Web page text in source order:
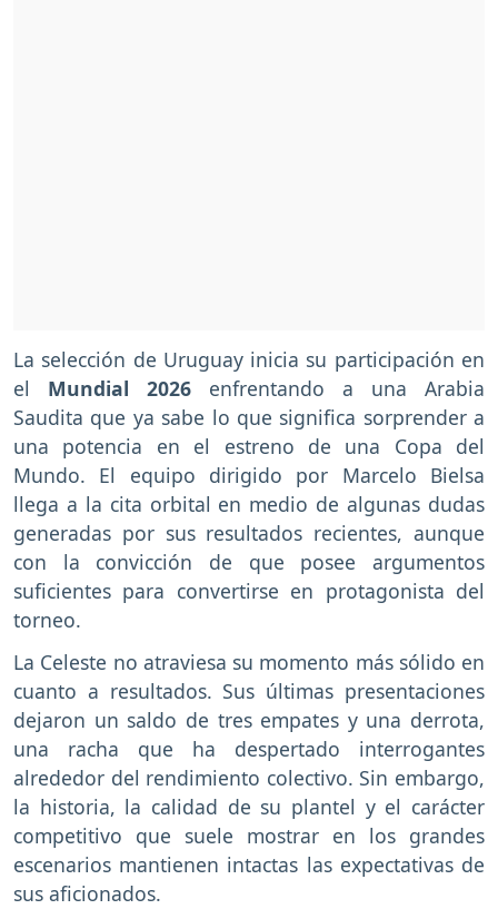
La selección de Uruguay inicia su participación en
el Mundial 2026 enfrentando a una Arabia
Saudita que ya sabe lo que significa sorprender a
una potencia en el estreno de una Copa del
Mundo. El equipo dirigido por Marcelo Bielsa
llega a la cita orbital en medio de algunas dudas
generadas por sus resultados recientes, aunque
con la convicción de que posee argumentos
suficientes para convertirse en protagonista del
torneo.
La Celeste no atraviesa su momento más sólido en
cuanto a resultados. Sus últimas presentaciones
dejaron un saldo de tres empates y una derrota,
una racha que ha despertado interrogantes
alrededor del rendimiento colectivo. Sin embargo,
la historia, la calidad de su plantel y el carácter
competitivo que suele mostrar en los grandes
escenarios mantienen intactas las expectativas de
sus aficionados.